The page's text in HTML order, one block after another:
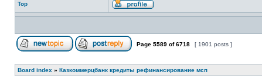
Top
Page 5589 of6718 [ 1901 posts ]
Board index » Казкоммерцбанк кредиты рефинансирование мсп